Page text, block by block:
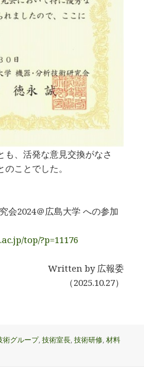
も、活発な意見交換がなさ
ことでした。
会2024＠広島大学 への参加
top/?p=11176
Written by 広報委
（2025.10.27）
術グループ,技術室長,技術研修,材料